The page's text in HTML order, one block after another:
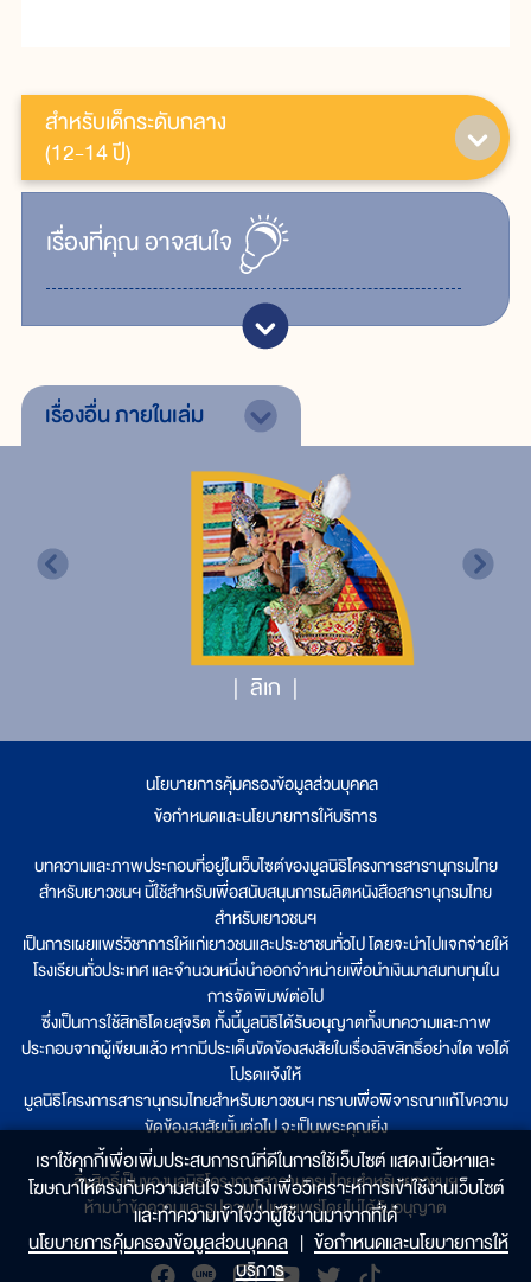
สำหรับเด็กระดับกลาง
(12-14 ปี)
เรื่ิองที่คุณอาจสนใจ
เรื่องอื่นภายในเล่ม
ลิเก
นโยบายการคุ้มครองข้อมูลส่วนบุคคล
ข้อกำหนดและนโยบายการให้บริการ
บทความและภาพประกอบที่อยู่ในเว็บไซต์ของมูลนิธิโครงการสารานุกรมไทย
สำหรับเยาวชนฯ นี้ใช้สำหรับเพื่อสนับสนุนการผลิตหนังสือสารานุกรมไทย
สำหรับเยาวชนฯ
เป็นการเผยแพร่วิชาการให้แก่เยาวชนและประชาชนทั่วไป โดยจะนำไปแจกจ่ายให้
โรงเรียนทั่วประเทศ และจำนวนหนึ่งนำออกจำหน่ายเพื่อนำเงินมาสมทบทุนใน
การจัดพิมพ์ต่อไป
ซึ่งเป็นการใช้สิทธิโดยสุจริต ทั้งนี้มูลนิธิได้รับอนุญาตทั้งบทความและภาพ
ประกอบจากผู้เขียนแล้ว หากมีประเด็นขัดข้องสงสัยในเรื่องลิขสิทธิ์อย่างใด ขอได้
โปรดแจ้งให้
มูลนิธิโครงการสารานุกรมไทยสำหรับเยาวชนฯ ทราบเพื่อพิจารณาแก้ไขความ
ขัดข้องสงสัยนั้นต่อไป จะเป็นพระคุณยิ่ง
ลิขสิทธิ์เป็นของมูลนิธิโครงการสารานุกรมไทยสำหรับเยาวชนฯ
ห้ามนำข้อความและรูปภาพไปเผยแพร่โดยไม่ได้รับอนุญาต
เราใช้คุกกี้เพื่อเพิ่มประสบการณ์ที่ดีในการใช้เว็บไซต์ แสดงเนื้อหาและ
โฆษณาให้ตรงกับความสนใจ รวมถึงเพื่อวิเคราะห์การเข้าใช้งานเว็บไซต์
และทำความเข้าใจว่าผู้ใช้งานมาจากที่ใด๋
นโยบายการคุ้มครองข้อมูลส่วนบุคคล | ข้อกำหนดและนโยบายการให้
บริการ